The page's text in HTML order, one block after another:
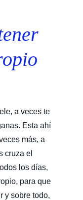
a veces te
Esta ahí
más, a
cruza el
los días,
para que
y sobre todo,